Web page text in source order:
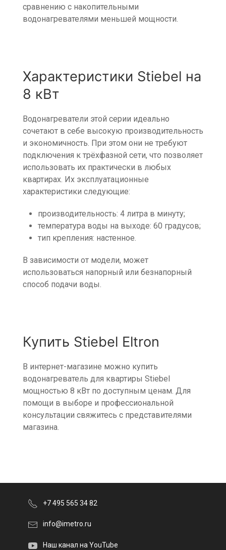
сравнению с накопительными
водонагревателями меньшей мощности.
Характеристики Stiebel на
8 кВт
Водонагреватели этой серии идеально
сочетают в себе высокую производительность
и экономичность. При этом они не требуют
подключения к трёхфазной сети, что позволяет
использовать их практически в любых
квартирах. Их эксплуатационные
характеристики следующие:
производительность: 4 литра в минуту;
температура воды на выходе: 60 градусов;
тип крепления: настенное.
В зависимости от модели, может
использоваться напорный или безнапорный
способ подачи воды.
Купить Stiebel Eltron
В интернет-магазине можно купить
водонагреватель для квартиры Stiebel
мощностью 8 кВт по доступным ценам. Для
помощи в выборе и профессиональной
консультации свяжитесь с представителями
магазина.
+7 495 565 34 82
info@imetro.ru
Наш канал на YouTube